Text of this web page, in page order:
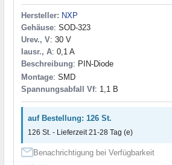
Hersteller: NXP
Gehäuse: SOD-323
Urev., V: 30 V
Iausr., A: 0,1 A
Beschreibung: PIN-Diode
Montage: SMD
Spannungsabfall Vf: 1,1 В
auf Bestellung: 126 St.
126 St. - Lieferzeit 21-28 Tag (e)
Benachrichtigung bei Verfügbarkeit